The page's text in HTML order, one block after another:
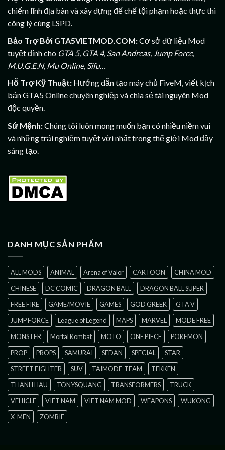
chiếm lĩnh địa bàn và xây dựng đế chế tội phạm hoặc thực thi
công lý cùng LSPD.
Bảo Trợ Bởi GTA5VIETMOD.COM:Cơ sở dữ liệu Mod
tuyệt đỉnh cho GTA 5, GTA 4, San Andreas, Jump Force,
M.U.G.E.N, Mu Online, Sifu…
Hỗ Trợ Kỹ Thuật: Hướng dẫn tạo máy chủ FiveM, viết kịch
bản GTA5 Online chuyên nghiệp và chia sẻ tài nguyên Mod
độc quyền.
Sứ Mệnh:Chúng tôi luôn mong muốn bạn có nhiều niềm vui
và những trải nghiệm tuyệt vời nhất trong thế giới Mod đầy
sáng tạo.
DANH MỤC SẢN PHẨM
ALL MODS ANIMAL Arena of Valor CARTOON
CHINA MOD
CHINESE
DC COMIC DRAGON BALL
DRAGON BALL SUPER
FREE FIRE
GAME/MOVIE GAMES GOD GREEK
GTA V
JUMP FORCE
League of Legend MAPS MARVEL
MODE FREE
MONSTER
Mortal Kombat MOTO ONE PIECE
POKEMON
PROP
PROPS SAMURAI SEDAN SPECIAL
STAR
STREET FIGHTER
SUV TAIMODE-TEAM
TEKKEN
THANH HAU
TONYSQUANG TRANSFORMERS
TRUCK
VEHICLE
VIET NAM VIET NAM MOD WEAPONS
WUKONG
X-MEN
ZOMBIE